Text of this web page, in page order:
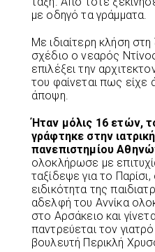
με οδηγό τα γράμματα.
Με ιδιαίτερη κλήση
σχέδιο ο νεαρός
επιλέξει την
του φαίνεται πως είχε
άποψη.
Ήταν μόλις 16 ετών,
γράφτηκε στην
πανεπιστημίου
ολοκλήρωσε με
ταξίδεψε για το
ειδικότητα της
αδελφή του Αννίκα
στο Αρσάκειο και
παντρεύεται τον
βουλευτή Περικλή